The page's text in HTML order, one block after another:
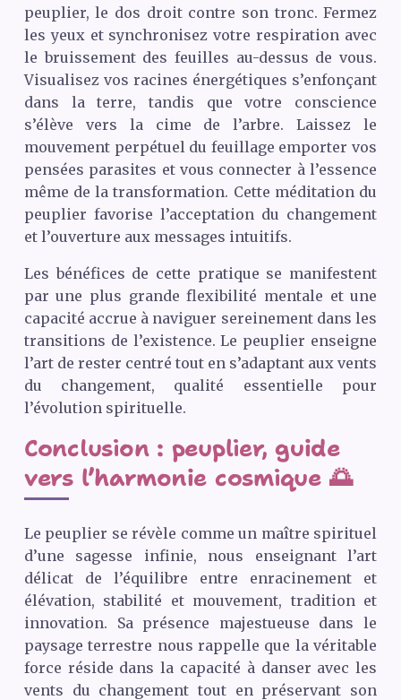
peuplier, le dos droit contre son tronc. Fermez
les yeux et synchronisez votre respiration avec
le bruissement des feuilles au-dessus de vous.
Visualisez vos racines énergétiques s’enfonçant
dans la terre, tandis que votre conscience
s’élève vers la cime de l’arbre. Laissez le
mouvement perpétuel du feuillage emporter vos
pensées parasites et vous connecter à l’essence
même de la transformation. Cette méditation du
peuplier favorise l’acceptation du changement
et l’ouverture aux messages intuitifs.
Les bénéfices de cette pratique se manifestent
par une plus grande flexibilité mentale et une
capacité accrue à naviguer sereinement dans les
transitions de l’existence. Le peuplier enseigne
l’art de rester centré tout en s’adaptant aux vents
du changement, qualité essentielle pour
l’évolution spirituelle.
Conclusion : peuplier, guide
vers l’harmonie cosmique 🌅
Le peuplier se révèle comme un maître spirituel
d’une sagesse infinie, nous enseignant l’art
délicat de l’équilibre entre enracinement et
élévation, stabilité et mouvement, tradition et
innovation. Sa présence majestueuse dans le
paysage terrestre nous rappelle que la véritable
force réside dans la capacité à danser avec les
vents du changement tout en préservant son